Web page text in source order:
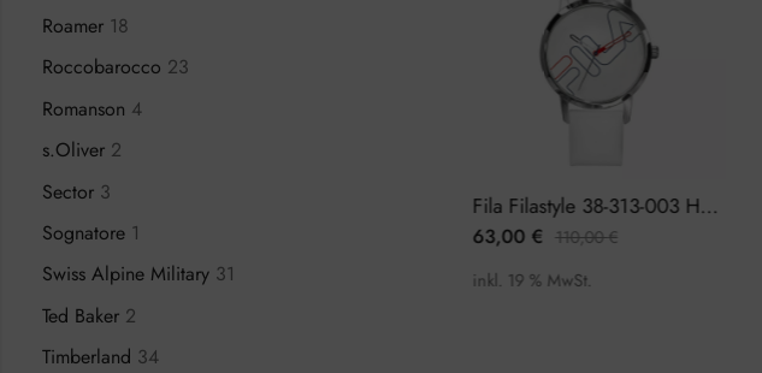
inkl. 19 % MwSt.
Fila Filastyle 38-313-003 Herrenuhr
63,00 € 110,00€
inkl. 19 % MwSt.
Roamer 18
Roccobarocco 23
Romanson 4
s.Oliver 2
Sector 3
Sognatore 1
Swiss Alpine Military 31
Ted Baker 2
Timberland 34